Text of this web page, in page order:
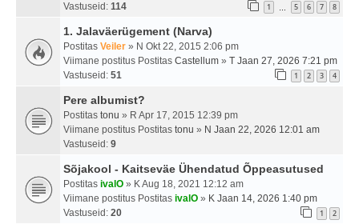
Vastuseid: 114 1 5 6 7 8
1. Jalaväerügement (Narva)
Postitas Veiler » N Okt 22, 2015 2:06 pm
Viimane postitus Postitas Castellum » T Jaan 27, 2026 7:21 pm
Vastuseid: 51 1 2 3 4
Pere albumist?
Postitas tonu » R Apr 17, 2015 12:39 pm
Viimane postitus Postitas tonu » N Jaan 22, 2026 12:01 am
Vastuseid: 9
Sõjakool - Kaitseväe Ühendatud Õppeasutused
Postitas ivalO » K Aug 18, 2021 12:12 am
Viimane postitus Postitas ivalO » K Jaan 14, 2026 1:40 pm
Vastuseid: 20 1 2